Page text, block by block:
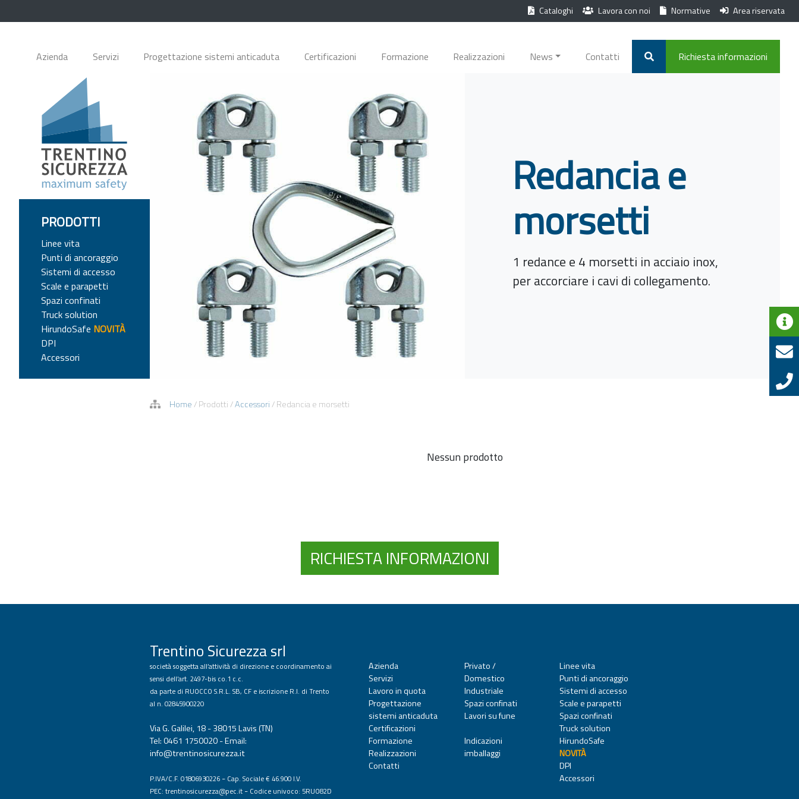
Cataloghi Lavora con noi Normative Area riservata
Azienda Servizi Progettazione sistemi anticaduta Certificazioni Formazione Realizzazioni News Contatti Richiesta informazioni
PRODOTTI
Linee vita
Punti di ancoraggio
Sistemi di accesso
Scale e parapetti
Spazi confinati
Truck solution
HirundoSafe NOVITÀ
DPI
Accessori
Redancia e
morsetti
1 redance e 4 morsetti in acciaio inox,
per accorciare i cavi di collegamento.
Home/Prodotti/Accessori/Redancia e morsetti
Nessun prodotto
RICHIESTA INFORMAZIONI
Trentino Sicurezza srl
società soggetta all’attività di direzione e coordinamento ai
sensi dell’art. 2497-bis co.1 c.c.
da parte di RUOCCO S.R.L. SB, CF e iscrizione R.I. di Trento
al n. 02845900220
Via G. Galilei, 18 - 38015 Lavis (TN)
Tel: 0461 1750020 - Email:
info@trentinosicurezza.it
P.IVA/C.F. 01806930226 - Cap. Sociale € 46.900 I.V.
PEC: trentinosicurezza@pec.it - Codice univoco: 5RUO82D
Azienda
Servizi
Lavoro in quota
Progettazione
sistemi anticaduta
Certificazioni
Formazione
Realizzazioni
Contatti
Privato /
Domestico
Industriale
Spazi confinati
Lavori su fune
Indicazioni
imballaggi
Linee vita
Punti di ancoraggio
Sistemi di accesso
Scale e parapetti
Spazi confinati
Truck solution
HirundoSafe
NOVITÀ
DPI
Accessori